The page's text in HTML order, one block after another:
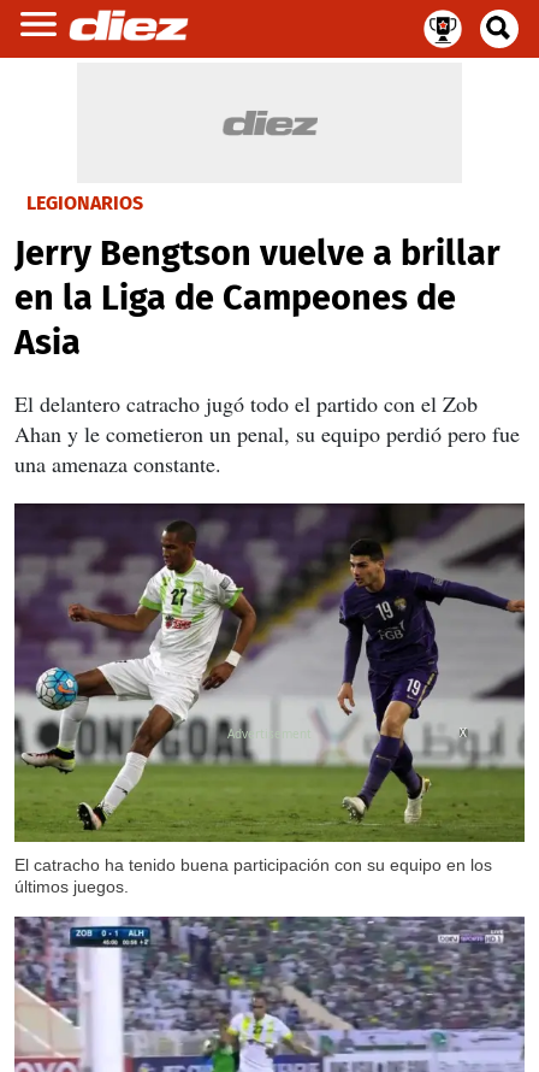
LEGIONARIOS
Jerry Bengtson vuelve a brillar
en la Liga de Campeones de
Asia
El delantero catracho jugó todo el partido con el Zob
Ahan y le cometieron un penal, su equipo perdió pero fue
una amenaza constante.
El catracho ha tenido buena participación con su equipo en los
últimos juegos.
X